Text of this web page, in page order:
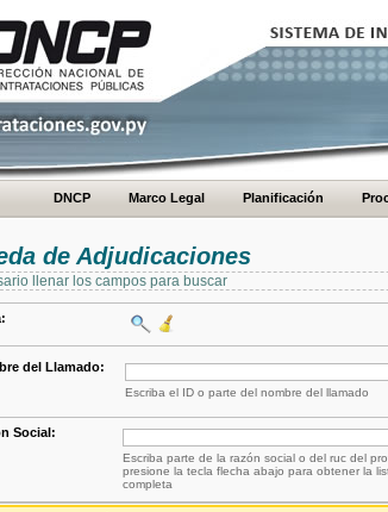
DNCP Marco Legal Planificación
de Adjudicaciones
llenar los campos para buscar
del Llamado:
Escriba el ID o parte del nombre del llamado
Social:
Escriba parte de la razón social o del ruc del
presione la tecla flecha abajo para obtener la
completa